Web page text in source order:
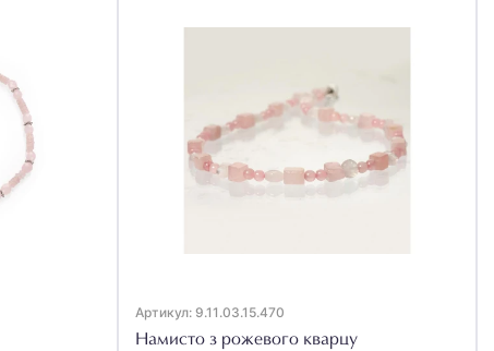
Артикул: 9.11.03.15.470
Намисто з рожевого кварцу